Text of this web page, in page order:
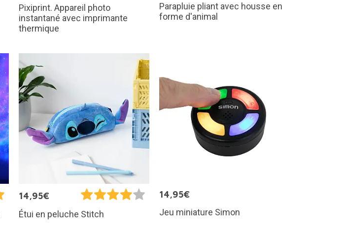
Pixiprint. Appareil photo
instantané avec imprimante
thermique
Parapluie pliant avec housse en
forme d'animal
14,95€
Étui en peluche Stitch
14,95€
Jeu miniature Simon